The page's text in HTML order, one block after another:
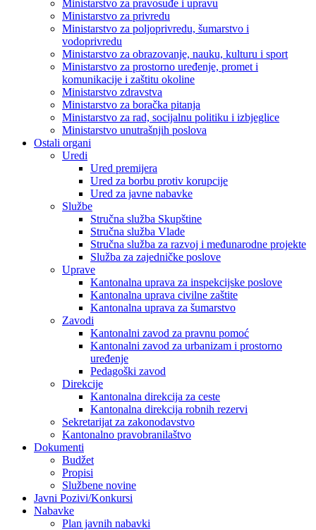
Ministarstvo za pravosuđe i upravu
Ministarstvo za privredu
Ministarstvo za poljoprivredu, šumarstvo i
vodoprivredu
Ministarstvo za obrazovanje, nauku, kulturu i sport
Ministarstvo za prostorno uređenje, promet i
komunikacije i zaštitu okoline
Ministarstvo zdravstva
Ministarstvo za boračka pitanja
Ministarstvo za rad, socijalnu politiku i izbjeglice
Ministarstvo unutrašnjih poslova
Ostali organi
Uredi
Ured premijera
Ured za borbu protiv korupcije
Ured za javne nabavke
Službe
Stručna služba Skupštine
Stručna služba Vlade
Stručna služba za razvoj i međunarodne projekte
Služba za zajedničke poslove
Uprave
Kantonalna uprava za inspekcijske poslove
Kantonalna uprava civilne zaštite
Kantonalna uprava za šumarstvo
Zavodi
Kantonalni zavod za pravnu pomoć
Kantonalni zavod za urbanizam i prostorno
uređenje
Pedagoški zavod
Direkcije
Kantonalna direkcija za ceste
Kantonalna direkcija robnih rezervi
Sekretarijat za zakonodavstvo
Kantonalno pravobranilaštvo
Dokumenti
Budžet
Propisi
Službene novine
Javni Pozivi/Konkursi
Nabavke
Plan javnih nabavki